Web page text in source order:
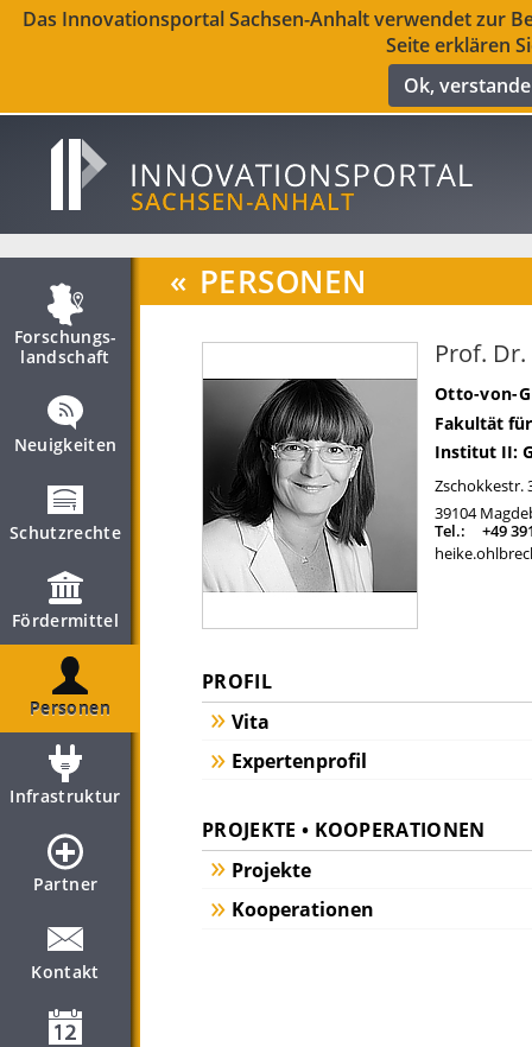
Das Innovationsportal Sachsen-Anhalt verwendet zur
Seite erklären
Ok,
Forschungs­
landschaft
Neuigkeiten
Schutzrechte
Fördermittel
Personen
Infrastruktur
Partner
Kontakt
« PERSONEN
Prof.
Otto-von-
Fakultät
Institut II:
Zschokkestr.
39104
Tel.:
+49
PROFIL
Vita
Expertenprofil
PROJEKTE • KOOPERATIONEN
Projekte
Kooperationen